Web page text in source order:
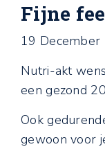
Fijne
19 December
Nutri-akt
een gezond
Ook
gewoon voor